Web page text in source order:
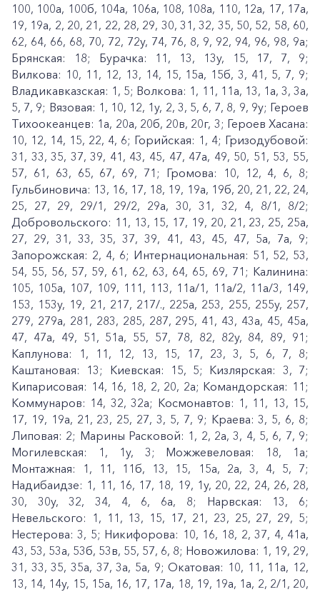
100, 100а, 100б, 104а, 106а, 108, 108а, 110, 12а, 17, 17а,
19, 19а, 2, 20, 21, 22, 28, 29, 30, 31, 32, 35, 50, 52, 58, 60,
62, 64, 66, 68, 70, 72, 72у, 74, 76, 8, 9, 92, 94, 96, 98, 9а;
Брянская: 18; Бурачка: 11, 13, 13у, 15, 17, 7, 9;
Вилкова: 10, 11, 12, 13, 14, 15, 15а, 15б, 3, 41, 5, 7, 9;
Владикавказская: 1, 5; Волкова: 1, 11, 11а, 13, 1а, 3, 3а,
5, 7, 9; Вязовая: 1, 10, 12, 1у, 2, 3, 5, 6, 7, 8, 9, 9у; Героев
Тихоокеанцев: 1а, 20а, 20б, 20в, 20г, 3; Героев Хасана:
10, 12, 14, 15, 22, 4, 6; Горийская: 1, 4; Гризодубовой:
31, 33, 35, 37, 39, 41, 43, 45, 47, 47а, 49, 50, 51, 53, 55,
57, 61, 63, 65, 67, 69, 71; Громова: 10, 12, 4, 6, 8;
Гульбиновича: 13, 16, 17, 18, 19, 19а, 19б, 20, 21, 22, 24,
25, 27, 29, 29/1, 29/2, 29а, 30, 31, 32, 4, 8/1, 8/2;
Добровольского: 11, 13, 15, 17, 19, 20, 21, 23, 25, 25а,
27, 29, 31, 33, 35, 37, 39, 41, 43, 45, 47, 5а, 7а, 9;
Запорожская: 2, 4, 6; Интернациональная: 51, 52, 53,
54, 55, 56, 57, 59, 61, 62, 63, 64, 65, 69, 71; Калинина:
105, 105а, 107, 109, 111, 113, 11а/1, 11а/2, 11а/3, 149,
153, 153у, 19, 21, 217, 217/., 225а, 253, 255, 255у, 257,
279, 279а, 281, 283, 285, 287, 295, 41, 43, 43а, 45, 45а,
47, 47а, 49, 51, 51а, 55, 57, 78, 82, 82у, 84, 89, 91;
Каплунова: 1, 11, 12, 13, 15, 17, 23, 3, 5, 6, 7, 8;
Каштановая: 13; Киевская: 15, 5; Кизлярская: 3, 7;
Кипарисовая: 14, 16, 18, 2, 20, 2а; Командорская: 11;
Коммунаров: 14, 32, 32а; Космонавтов: 1, 11, 13, 15,
17, 19, 19а, 21, 23, 25, 27, 3, 5, 7, 9; Краева: 3, 5, 6, 8;
Липовая: 2; Марины Расковой: 1, 2, 2а, 3, 4, 5, 6, 7, 9;
Могилевская: 1, 1у, 3; Можжевеловая: 18, 1а;
Монтажная: 1, 11, 11б, 13, 15, 15а, 2а, 3, 4, 5, 7;
Надибаидзе: 1, 11, 16, 17, 18, 19, 1у, 20, 22, 24, 26, 28,
30, 30у, 32, 34, 4, 6, 6а, 8; Нарвская: 13, 6;
Невельского: 1, 11, 13, 15, 17, 21, 23, 25, 27, 29, 5;
Нестерова: 3, 5; Никифорова: 10, 16, 18, 2, 37, 4, 41а,
43, 53, 53а, 53б, 53в, 55, 57, 6, 8; Новожилова: 1, 19, 29,
31, 33, 35, 35а, 37, 3а, 5а, 9; Окатовая: 10, 11, 11а, 12,
13, 14, 14у, 15, 15а, 16, 17, 17а, 18, 19, 19а, 1а, 2, 2/1, 20,